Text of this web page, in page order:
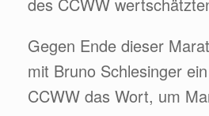
Gegen Ende dieser
mit Bruno Schlesinger
CCWW das Wort, um